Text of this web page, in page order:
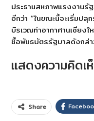
ประธานสหภาพแรงงานรั
อีกว่า “ในขณะนี้จะเริ่มปลุ
บิรเวณท่าอากาศานเชียง
ซื้อพันธบัตรรัฐบาลดังกล่า
แสดงความคิดเ
Share